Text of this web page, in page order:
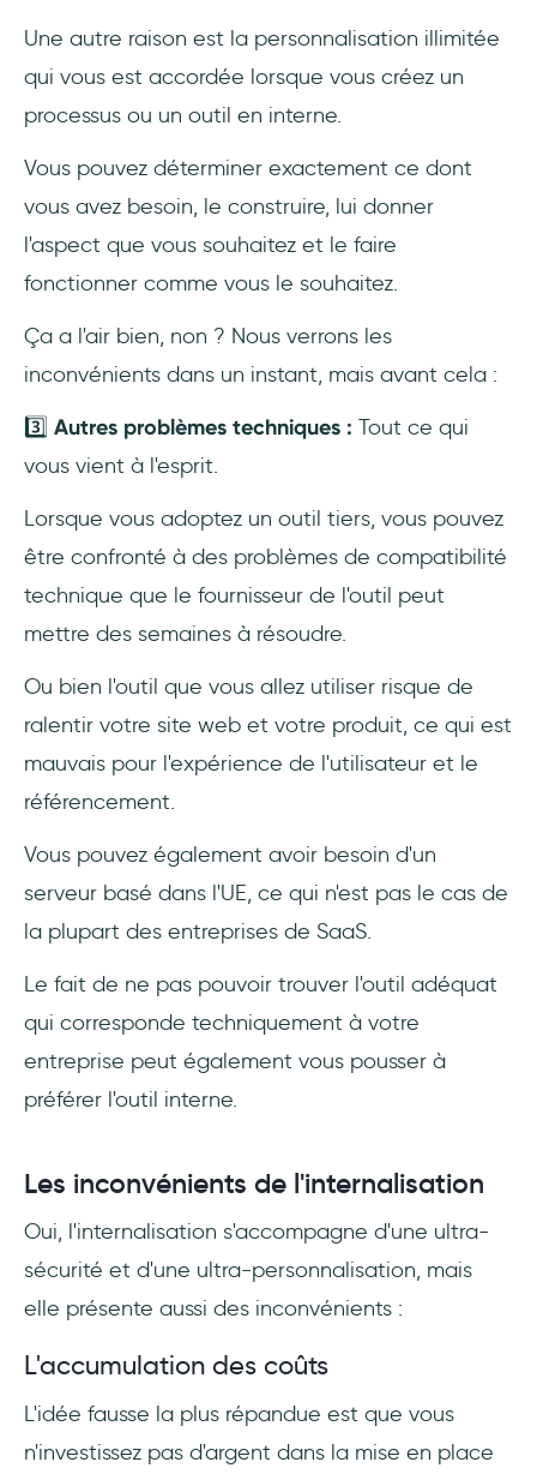
Une autre raison est la personnalisation illimitée
qui vous est accordée lorsque vous créez un
processus ou un outil en interne.
Vous pouvez déterminer exactement ce dont
vous avez besoin, le construire, lui donner
l'aspect que vous souhaitez et le faire
fonctionner comme vous le souhaitez.
Ça a l'air bien, non ? Nous verrons les
inconvénients dans un instant, mais avant cela :
3️⃣ Autres problèmes techniques : Tout ce qui
vous vient à l'esprit.
Lorsque vous adoptez un outil tiers, vous pouvez
être confronté à des problèmes de compatibilité
technique que le fournisseur de l'outil peut
mettre des semaines à résoudre.
Ou bien l'outil que vous allez utiliser risque de
ralentir votre site web et votre produit, ce qui est
mauvais pour l'expérience de l'utilisateur et le
référencement.
Vous pouvez également avoir besoin d'un
serveur basé dans l'UE, ce qui n'est pas le cas de
la plupart des entreprises de SaaS.
Le fait de ne pas pouvoir trouver l'outil adéquat
qui corresponde techniquement à votre
entreprise peut également vous pousser à
préférer l'outil interne.
Les inconvénients de l'internalisation
Oui, l'internalisation s'accompagne d'une ultra-
sécurité et d'une ultra-personnalisation, mais
elle présente aussi des inconvénients :
L'accumulation des coûts
L'idée fausse la plus répandue est que vous
n'investissez pas d'argent dans la mise en place